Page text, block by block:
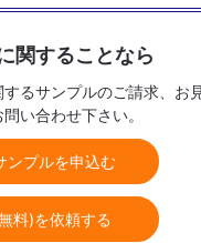
関することなら
するサンプルのご請求、お
い合わせ下さい。
ンプルを申込む
料)を依頼する